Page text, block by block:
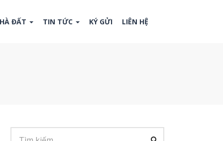
ĐẤT TIN TỨC KÝ GỬI LIÊN HỆ